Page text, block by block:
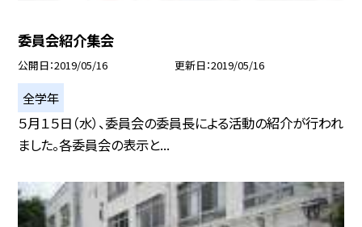
委員会紹介集会
公開日 2019/05/16 更新日 2019/05/16
全学年
５月１５日（水）、委員会の委員長による活動の紹介が行われ
ました。各委員会の表示と...